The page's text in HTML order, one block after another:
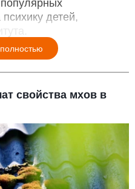
детей,
свойства мхов в